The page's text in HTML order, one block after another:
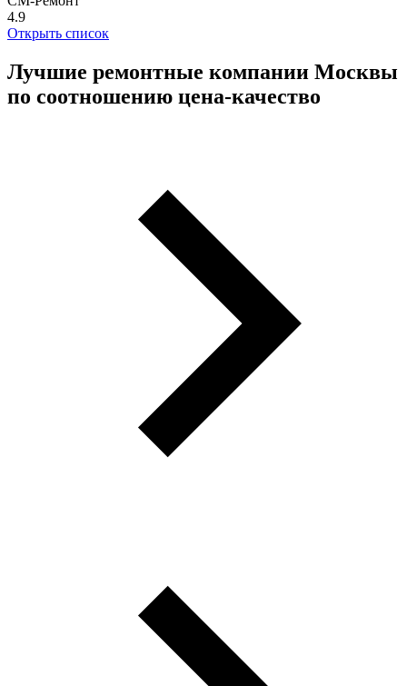
4.9
Открыть список
Лучшие ремонтные компании Москвы
по соотношению цена-качество